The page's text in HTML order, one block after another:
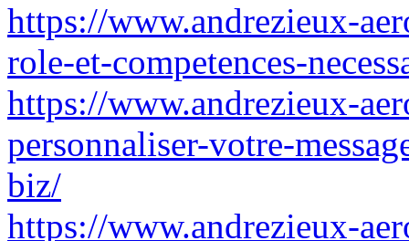
https://www.andrezieux-
role-et-competences-
https://www.andrezieux-
personnaliser-votre-
biz/
https://www.andrezieux-